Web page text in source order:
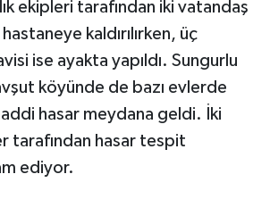
ekipleri tarafından iki vatandaş
kaldırılırken, üç
ise ayakta yapıldı. Sungurlu
köyünde de bazı evlerde
hasar meydana geldi. İki
tarafından hasar tespit
ediyor.